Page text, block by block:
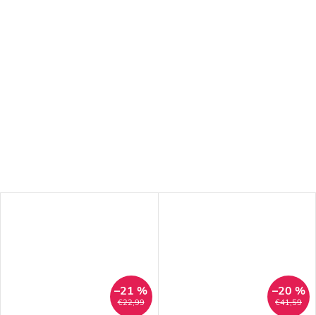
€22,99
–21 %
€41,59
–20 %